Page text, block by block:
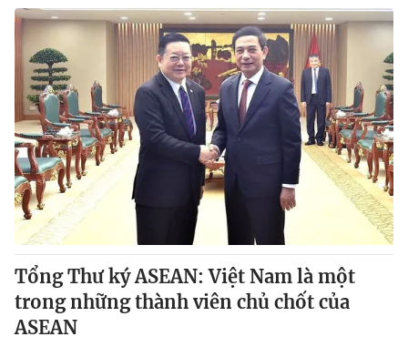
Y tế
Thế giới
Tin tức
Thế giới đó đây
Câu chuyện quốc tế
Kinh tế
Tài chính
Thị trường
Góc doanh nghiệp
Dữ liệu và đời sống
Truyền hình
Phim VTV
Hậu trường
Giải trí
Tổng Thư ký ASEAN: Việt Nam là một
trong những thành viên chủ chốt của
ASEAN